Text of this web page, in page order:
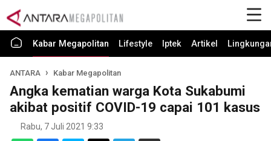
Kabar Megapolitan Lifestyle Iptek Artikel
ANTARA Kabar Megapolitan
Angka kematian warga Kota Sukabumi
akibat positif COVID-19 capai 101 kasus
Rabu, 7 Juli 2021 9:33